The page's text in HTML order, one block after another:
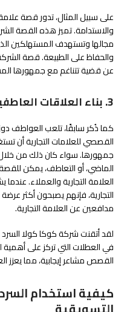
على سبيل المثال، تدور قصة علامة
والاستدامة. تميز هذه القصة
مجالها وتستهدف المستهلكين
والحفاظ على الطبيعة. قصة
عن قضية تتناغم مع جمهورها
3. بناء العلاقات العاطفية
كما ذُكر سابقًا، تلعب العواطف
القصصي للعلامات التجارية أن
جمهورها. سواء كان ذلك من خلال
الماضي، أو التعاطف، يمكن للقصة
العلامة التجارية والعملاء.
التجارية، فإنهم يصبحون أكثر
مدافعين عن العلامة التجارية.
لقد أتقنت شركة كوكا كولا
في العطلات التي تركز على
القصص مشاعر إيجابية، مما يعزز
كيفية استخدام